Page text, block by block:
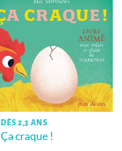
DÈS 2,3 ANS
Ça craque !